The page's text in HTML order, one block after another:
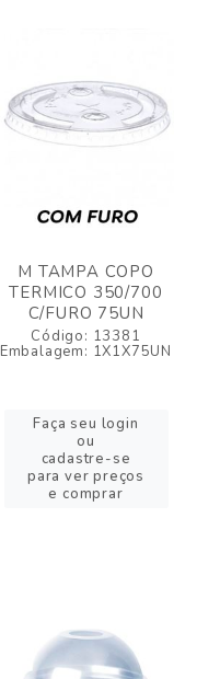
M TAMPA COPO
TERMICO 350/700
C/FURO 75UN
Código: 13381
Embalagem: 1X1X75UN
Faça seu login
ou
cadastre-se
para ver preços
e comprar